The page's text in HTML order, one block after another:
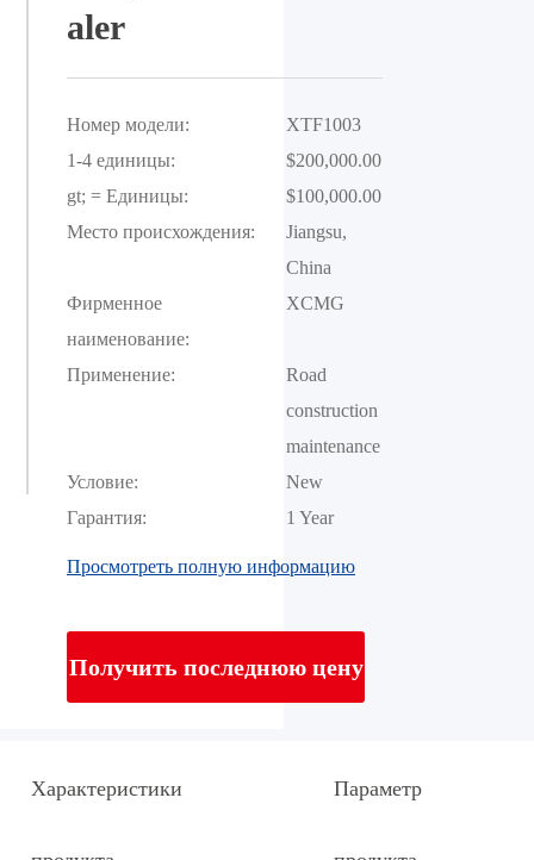
aler
Номер модели:
XTF1003
1-4 единицы:
$200,000.00
gt; = Единицы:
$100,000.00
Место происхождения:
Jiangsu,
China
Фирменное
наименование:
XCMG
Применение:
Road
construction
maintenance
Условие:
New
Гарантия:
1 Year
Просмотреть полную информацию
Получить последнюю цену
Характеристики Параметр